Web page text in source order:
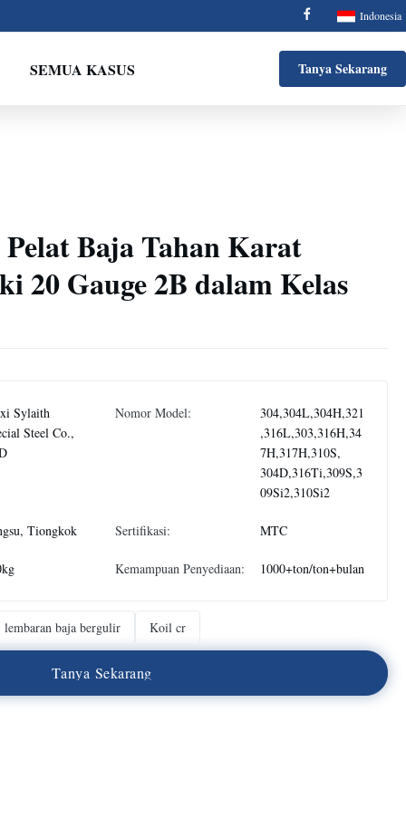
Indonesia
SEMUA KASUS Tanya Sekarang
Baja Tahan Karat
20 Gauge 2B dalam Kelas
Sylaith
Steel Co.,
Nomor Model:
304,304L,304H,321
,316L,303,316H,34
7H,317H,310S,
304D,316Ti,309S,3
09Si2,310Si2
Tiongkok Sertifikasi: MTC
Kemampuan Penyediaan: 1000+ton/ton+bulan
lembaran baja bergulir Koil cr
Tanya Sekarang